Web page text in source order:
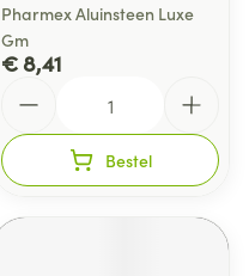
Pharmex Aluinsteen Luxe
Gm
€ 8,41
Bestel